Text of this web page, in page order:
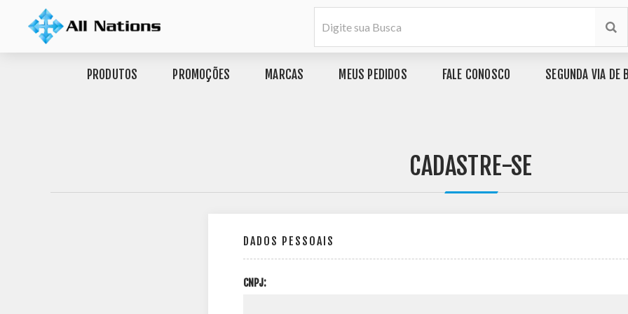
PRODUTOS PROMOÇÕES MARCAS MEUS PEDIDOS FALE CONOSCO SEGUNDA VIA DE
CADASTRE-SE
DADOS PESSOAIS
CNPJ: